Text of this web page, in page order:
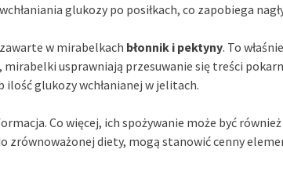
glukozy po posiłkach, co zapobiega
w mirabelkach błonnik i pektyny. To
usprawniają przesuwanie się treści
glukozy wchłanianej w jelitach.
Co więcej, ich spożywanie może być
zrównoważonej diety, mogą stanowić cenny